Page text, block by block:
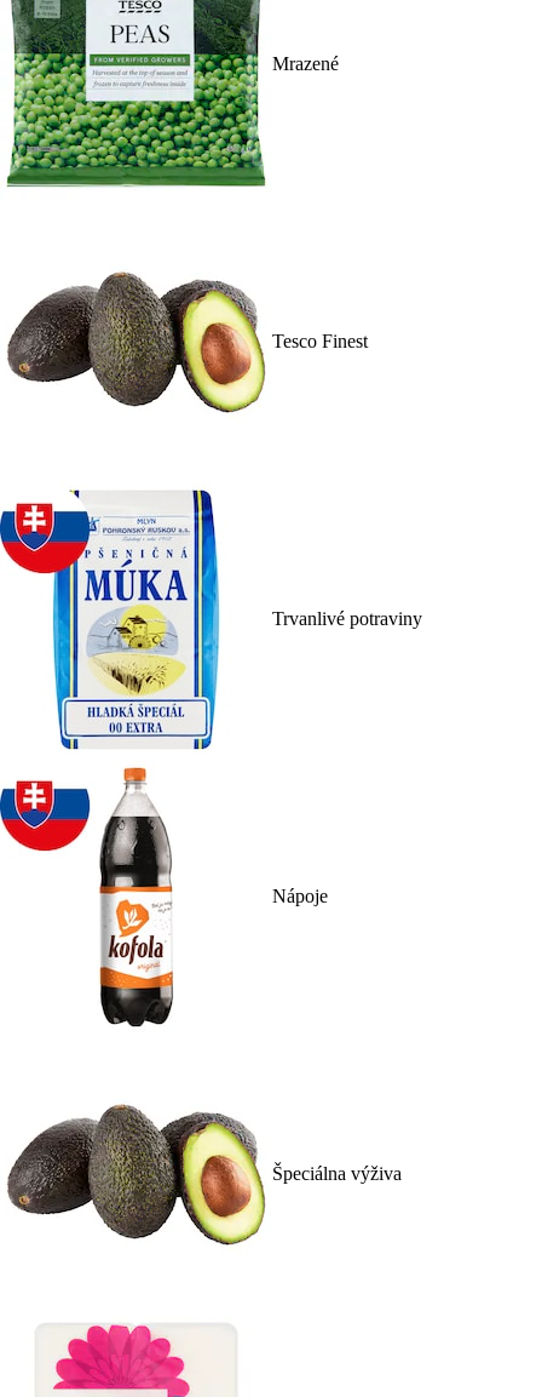
Mrazené
Tesco Finest
Trvanlivé potraviny
Nápoje
Špeciálna výživa